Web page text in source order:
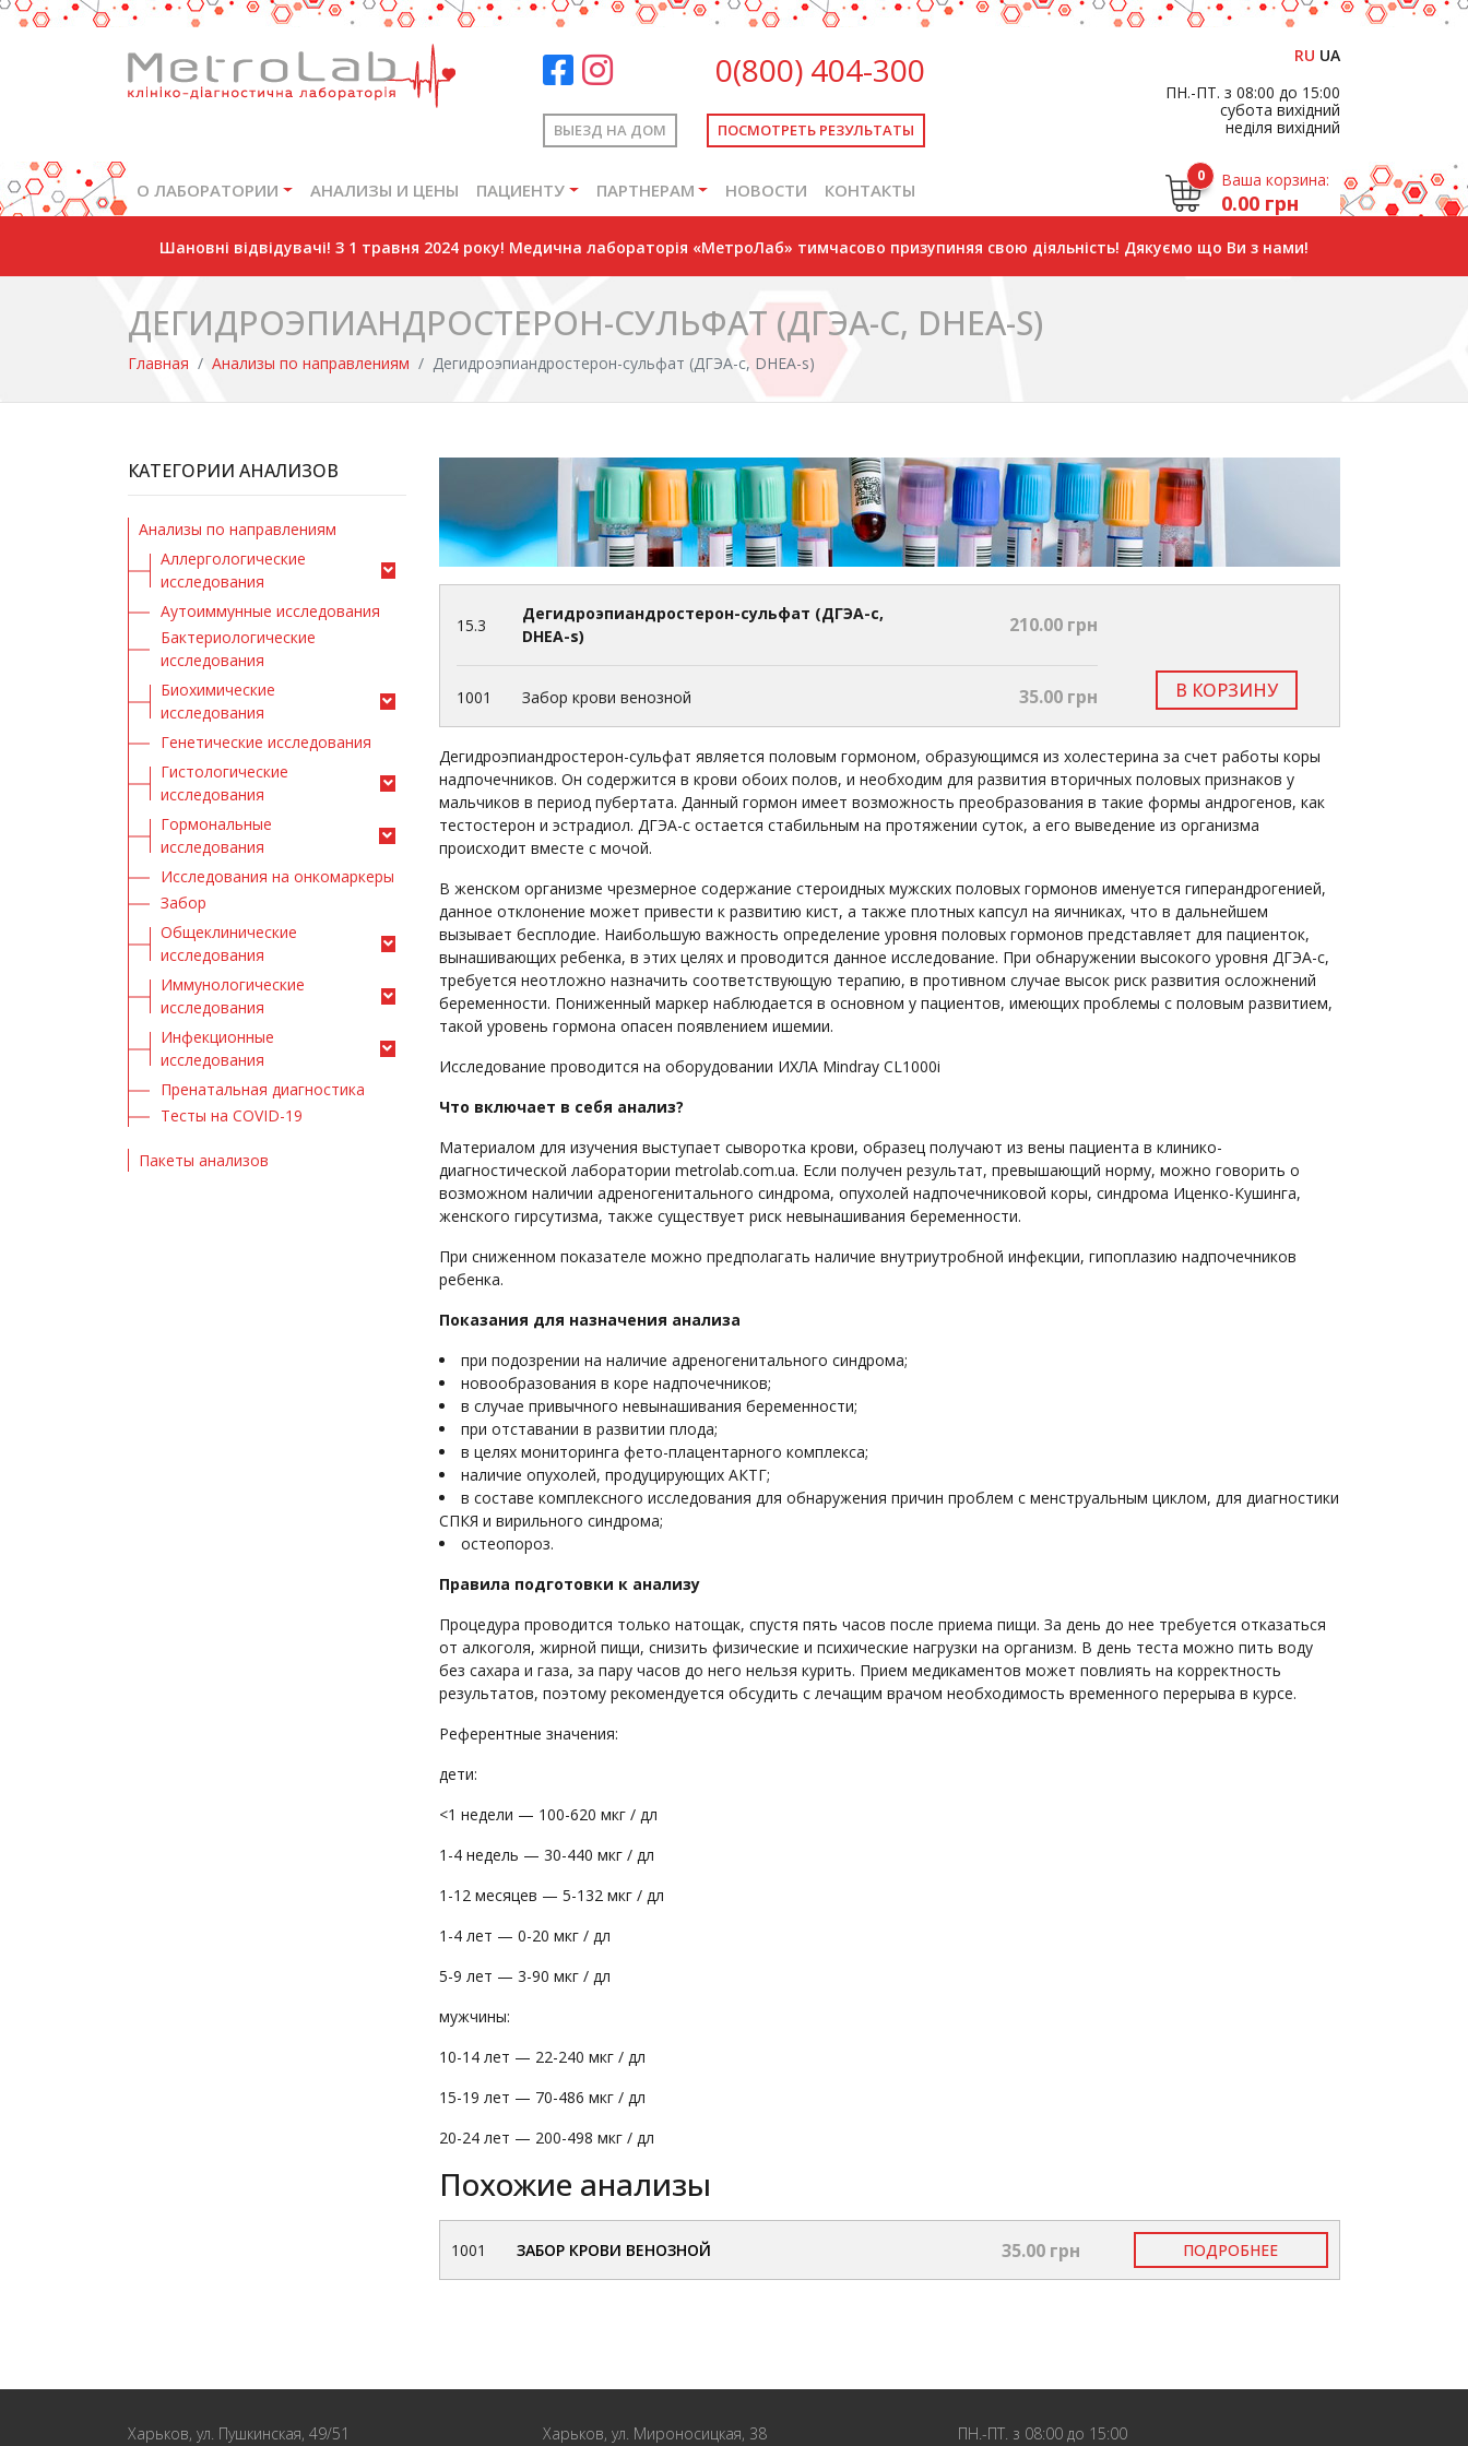
0(800) 404-300
ВЫЕЗД НА ДОМ ПОСМОТРЕТЬ РЕЗУЛЬТАТЫ
RU UA
ПН.-ПТ. з 08:00 до 15:00
субота вихідний
неділя вихідний
О ЛАБОРАТОРИИ АНАЛИЗЫ И ЦЕНЫ ПАЦИЕНТУ ПАРТНЕРАМ НОВОСТИ КОНТАКТЫ
0 Ваша корзина:
0.00 грн
Шановні відвідувачі! З 1 травня 2024 року! Медична лабораторія «МетроЛаб» тимчасово призупиняя свою діяльність! Дякуємо що Ви з нами!
ДЕГИДРОЭПИАНДРОСТЕРОН-СУЛЬФАТ (ДГЭА-С, DHEA-S)
Главная Анализы по направлениям Дегидроэпиандростерон-сульфат (ДГЭА-с, DHEA-s)
КАТЕГОРИИ АНАЛИЗОВ
Анализы по направлениям
Аллергологические
исследования
Аутоиммунные исследования
Бактериологические
исследования
Биохимические
исследования
Генетические исследования
Гистологические
исследования
Гормональные
исследования
Исследования на онкомаркеры
Забор
Общеклинические
исследования
Иммунологические
исследования
Инфекционные
исследования
Пренатальная диагностика
Тесты на COVID-19
Пакеты анализов
15.3
Дегидроэпиандростерон-сульфат (ДГЭА-с,
DHEA-s)
210.00 грн
1001 Забор крови венозной 35.00 грн В КОРЗИНУ
Дегидроэпиандростерон-сульфат является половым гормоном, образующимся из холестерина за счет работы коры
надпочечников. Он содержится в крови обоих полов, и необходим для развития вторичных половых признаков у
мальчиков в период пубертата. Данный гормон имеет возможность преобразования в такие формы андрогенов, как
тестостерон и эстрадиол. ДГЭА-с остается стабильным на протяжении суток, а его выведение из организма
происходит вместе с мочой.
В женском организме чрезмерное содержание стероидных мужских половых гормонов именуется гиперандрогенией,
данное отклонение может привести к развитию кист, а также плотных капсул на яичниках, что в дальнейшем
вызывает бесплодие. Наибольшую важность определение уровня половых гормонов представляет для пациенток,
вынашивающих ребенка, в этих целях и проводится данное исследование. При обнаружении высокого уровня ДГЭА-с,
требуется неотложно назначить соответствующую терапию, в противном случае высок риск развития осложнений
беременности. Пониженный маркер наблюдается в основном у пациентов, имеющих проблемы с половым развитием,
такой уровень гормона опасен появлением ишемии.
Исследование проводится на оборудовании ИХЛА Mindray CL1000i
Что включает в себя анализ?
Материалом для изучения выступает сыворотка крови, образец получают из вены пациента в клинико-
диагностической лаборатории metrolab.com.ua. Если получен результат, превышающий норму, можно говорить о
возможном наличии адреногенитального синдрома, опухолей надпочечниковой коры, синдрома Иценко-Кушинга,
женского гирсутизма, также существует риск невынашивания беременности.
При сниженном показателе можно предполагать наличие внутриутробной инфекции, гипоплазию надпочечников
ребенка.
Показания для назначения анализа
при подозрении на наличие адреногенитального синдрома;
новообразования в коре надпочечников;
в случае привычного невынашивания беременности;
при отставании в развитии плода;
в целях мониторинга фето-плацентарного комплекса;
наличие опухолей, продуцирующих АКТГ;
в составе комплексного исследования для обнаружения причин проблем с менструальным циклом, для диагностики
СПКЯ и вирильного синдрома;
остеопороз.
Правила подготовки к анализу
Процедура проводится только натощак, спустя пять часов после приема пищи. За день до нее требуется отказаться
от алкоголя, жирной пищи, снизить физические и психические нагрузки на организм. В день теста можно пить воду
без сахара и газа, за пару часов до него нельзя курить. Прием медикаментов может повлиять на корректность
результатов, поэтому рекомендуется обсудить с лечащим врачом необходимость временного перерыва в курсе.
Референтные значения:
дети:
<1 недели — 100-620 мкг / дл
1-4 недель — 30-440 мкг / дл
1-12 месяцев — 5-132 мкг / дл
1-4 лет — 0-20 мкг / дл
5-9 лет — 3-90 мкг / дл
мужчины:
10-14 лет — 22-240 мкг / дл
15-19 лет — 70-486 мкг / дл
20-24 лет — 200-498 мкг / дл
Похожие анализы
1001 ЗАБОР КРОВИ ВЕНОЗНОЙ 35.00 грн ПОДРОБНЕЕ
Харьков, ул. Пушкинская, 49/51 Харьков, ул. Мироносицкая, 38 ПН.-ПТ. з 08:00 до 15:00